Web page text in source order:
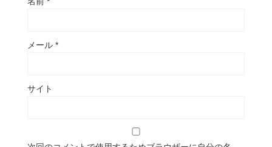
メール *
サイト